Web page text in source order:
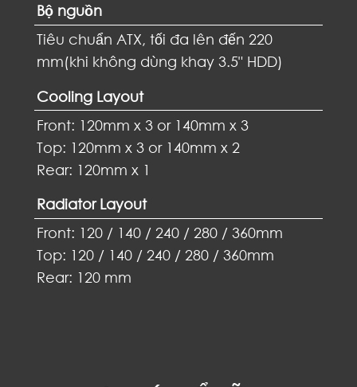
Bộ nguồn
Tiêu chuẩn ATX, tối đa lên đến 220
mm(khi không dùng khay 3.5" HDD)
Cooling Layout
Front: 120mm x 3 or 140mm x 3
Top: 120mm x 3 or 140mm x 2
Rear: 120mm x 1
Radiator Layout
Front: 120 / 140 / 240 / 280 / 360mm
Top: 120 / 140 / 240 / 280 / 360mm
Rear: 120 mm